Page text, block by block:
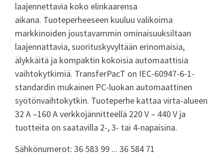
laajennettavia koko elinkaarensa
aikana. Tuoteperheeseen kuuluu valikoima
markkinoiden joustavammin ominaisuuksiltaan
laajennattavia, suorituskyvyltään erinomaisia,
älykkäitä ja kompaktin kokoisia automaattisia
vaihtokytkimiä. TransferPacT on IEC-60947-6-1-
standardin mukainen PC-luokan automaattinen
syötönvaihtokytkin. Tuoteperhe kattaa virta-alueen
32 A –160 A verkkojännitteellä 220 V – 440 V ja
tuotteita on saatavilla 2-, 3- tai 4-napaisina.
Sähkönumerot: 36 583 99 ... 36 584 71